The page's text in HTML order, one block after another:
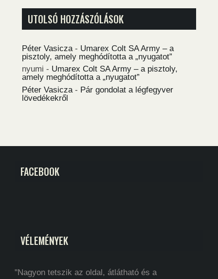
UTOLSÓ HOZZÁSZÓLÁSOK
Péter Vasicza - Umarex Colt SA Army – a
pisztoly, amely meghódította a „nyugatot”
nyumi - Umarex Colt SA Army – a pisztoly,
amely meghódította a „nyugatot”
Péter Vasicza - Pár gondolat a légfegyver
lövedékekről
FACEBOOK
VÉLEMÉNYEK
"Nagyon tetszik az oldal, átlátható és a